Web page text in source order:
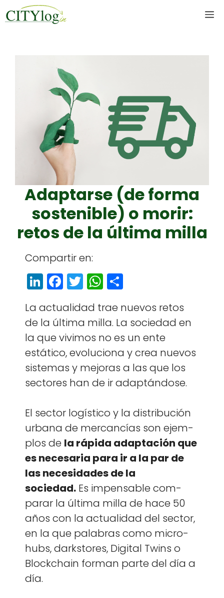
Skip
to
Adaptarse (de forma
sostenible) o morir:
retos de la última milla
Com­par­tir en:
Li
n
k
e
dI
n
F
a
c
e
b
o
o
k
T
w
itt
e
r
W
h
a
ts
A
p
p
a
r
e
La actu­al­i­dad trae nuevos retos
de la últi­ma mil­la. La sociedad en
la que vivi­mos no es un ente
estáti­co, evolu­ciona y crea nuevos
sis­temas y mejo­ras a las que los
sec­tores han de ir adap­tán­dose.
El sec­tor logís­ti­co y la dis­tribu­ción
urbana de mer­cancías son ejem­
p­los de la ráp­i­da adaptación que
es nece­saria para ir a la par de
las necesi­dades de la
sociedad. Es impens­able com­
parar la últi­ma mil­la de hace 50
años con la actu­al­i­dad del sec­tor,
en la que pal­abras como micro­
hubs, dark­stores, Dig­i­tal Twins o
Blockchain for­man parte del día a
día.